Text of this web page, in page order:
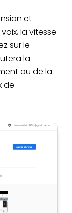
et
la vitesse
sur le
la
ou de la
de